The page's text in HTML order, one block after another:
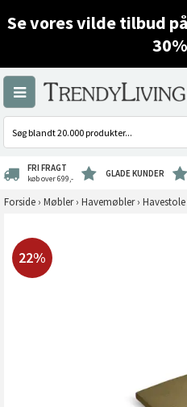
Se vores vilde tilbud
FRI FRAGT
køb over 699,- GLADE KUNDER
Forside › Møbler› Havemøbler› Havestole
22%